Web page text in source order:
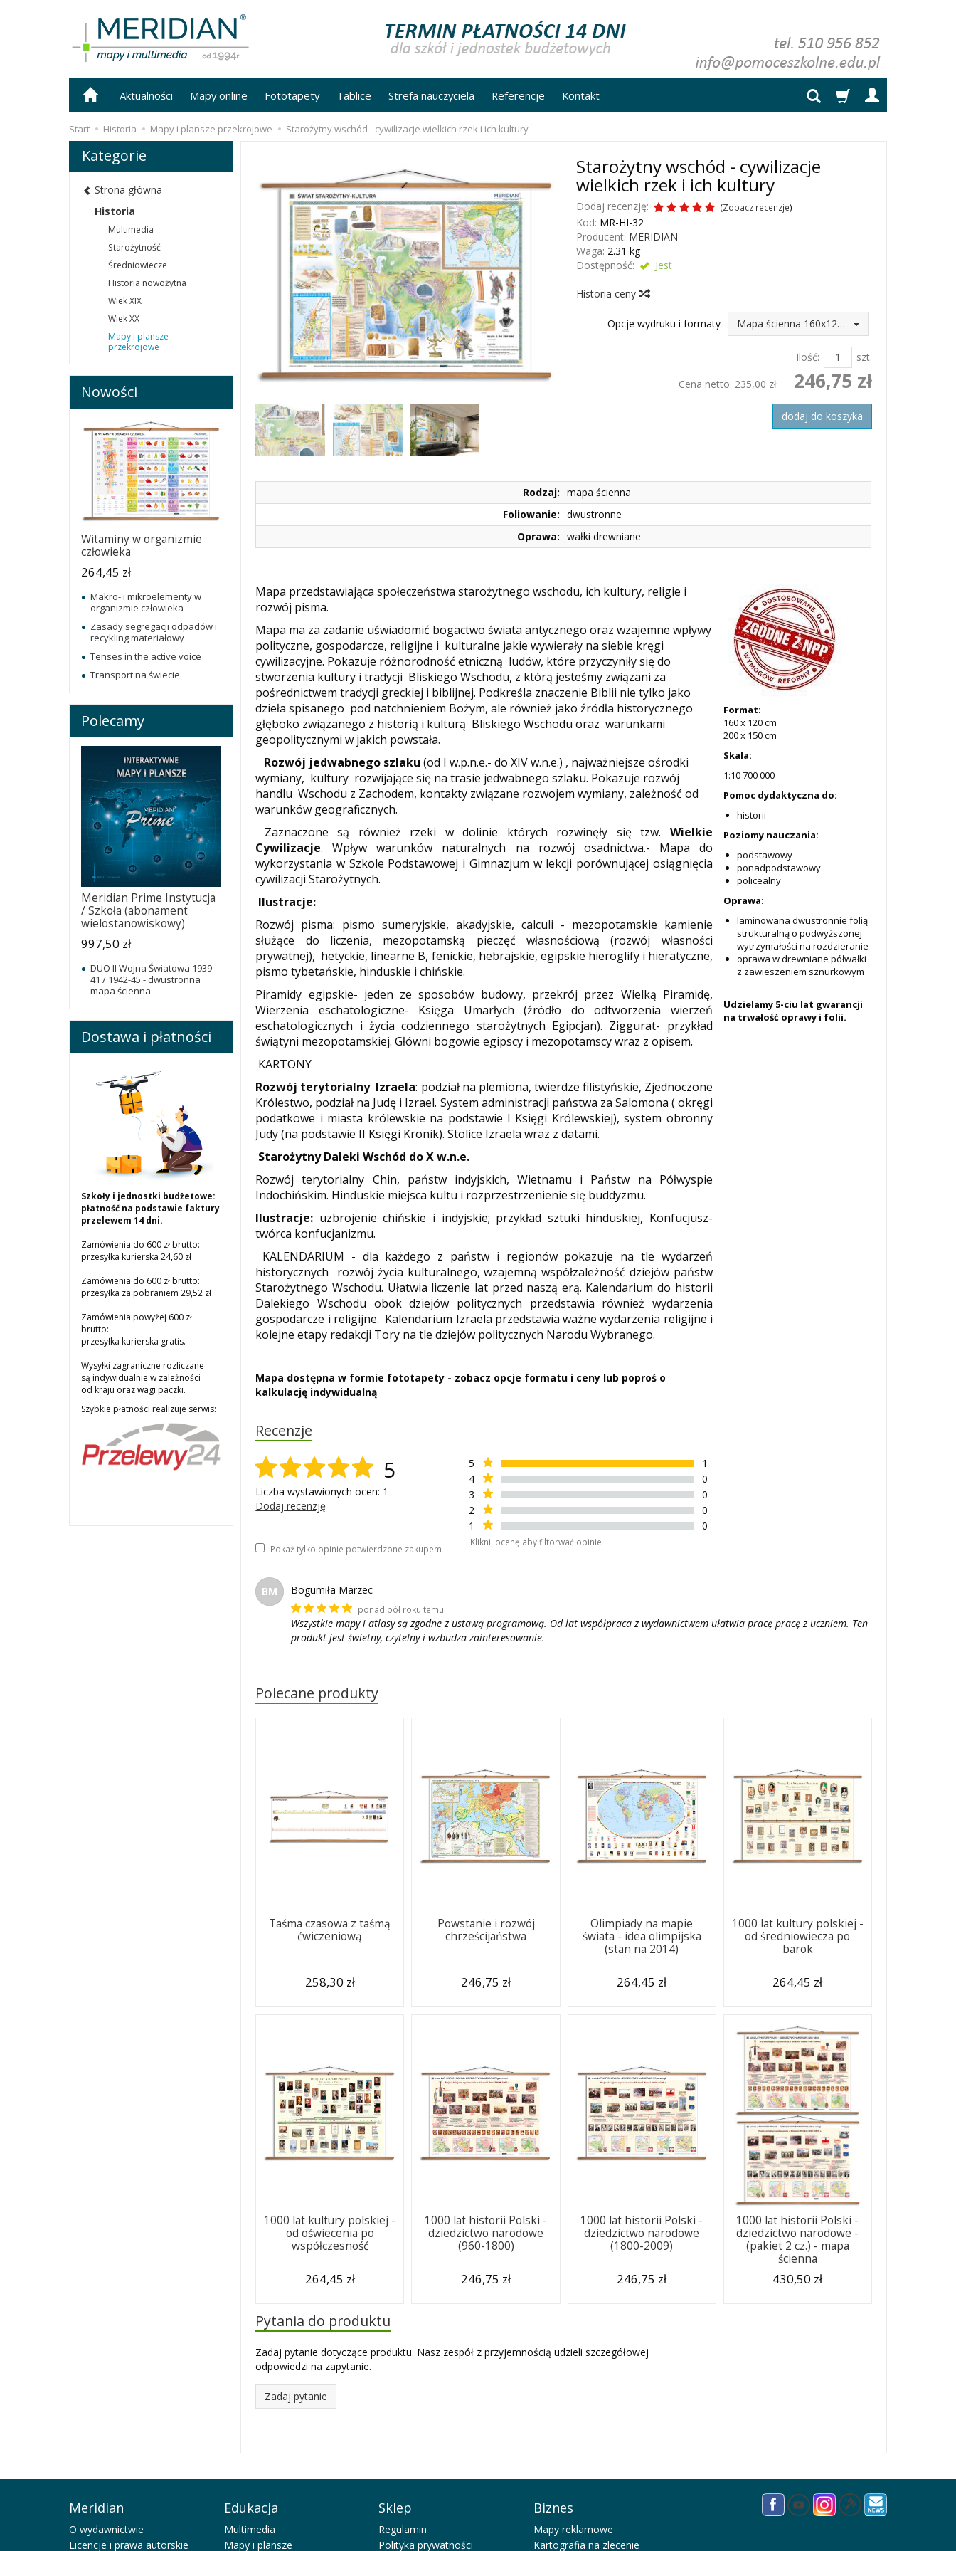
Aktualności Mapy online Fototapety Tablice Strefa nauczyciela Referencje Kontakt
Start Historia Mapy i plansze przekrojowe Starożytny wschód - cywilizacje wielkich rzek i ich kultury
Starożytny wschód - cywilizacje
wielkich rzek i ich kultury
Dodaj recenzję: (Zobacz recenzje)
Kod: MR-HI-32
Producent: MERIDIAN
Waga: 2.31 kg
Dostępność:
Jest
Historia ceny
Opcje wydruku i formaty Mapa ścienna 160x120 (246,75 zł)
Ilość:
szt.
Cena netto: 235,00 zł 246,75 zł
dodaj do koszyka
Rodzaj: mapa ścienna
Foliowanie: dwustronne
Oprawa: wałki drewniane
Mapa przedstawiająca społeczeństwa starożytnego wschodu, ich kultury, religie i
rozwój pisma.
Mapa ma za zadanie uświadomić bogactwo świata antycznego oraz wzajemne wpływy
polityczne, gospodarcze, religijne i kulturalne jakie wywierały na siebie kręgi
cywilizacyjne. Pokazuje różnorodność etniczną ludów, które przyczyniły się do
stworzenia kultury i tradycji Bliskiego Wschodu, z którą jesteśmy związani za
pośrednictwem tradycji greckiej i biblijnej. Podkreśla znaczenie Biblii nie tylko jako
dzieła spisanego pod natchnieniem Bożym, ale również jako źródła historycznego
głęboko związanego z historią i kulturą Bliskiego Wschodu oraz warunkami
geopolitycznymi w jakich powstała.
Rozwój jedwabnego szlaku (od I w.p.n.e.- do XIV w.n.e.) , najważniejsze ośrodki
wymiany, kultury rozwijające się na trasie jedwabnego szlaku. Pokazuje rozwój
handlu Wschodu z Zachodem, kontakty związane rozwojem wymiany, zależność od
warunków geograficznych.
Zaznaczone są również rzeki w dolinie których rozwinęły się tzw. Wielkie
Cywilizacje. Wpływ warunków naturalnych na rozwój osadnictwa.- Mapa do
wykorzystania w Szkole Podstawowej i Gimnazjum w lekcji porównującej osiągnięcia
cywilizacji Starożytnych.
Ilustracje:
Rozwój pisma: pismo sumeryjskie, akadyjskie, calculi - mezopotamskie kamienie
służące do liczenia, mezopotamską pieczęć własnościową (rozwój własności
prywatnej), hetyckie, linearne B, fenickie, hebrajskie, egipskie hieroglify i hieratyczne,
pismo tybetańskie, hinduskie i chińskie.
Piramidy egipskie- jeden ze sposobów budowy, przekrój przez Wielką Piramidę,
Wierzenia eschatologiczne- Księga Umarłych (źródło do odtworzenia wierzeń
eschatologicznych i życia codziennego starożytnych Egipcjan). Ziggurat- przykład
świątyni mezopotamskiej. Główni bogowie egipscy i mezopotamscy wraz z opisem.
KARTONY
Rozwój terytorialny Izraela: podział na plemiona, twierdze filistyńskie, Zjednoczone
Królestwo, podział na Judę i Izrael. System administracji państwa za Salomona ( okręgi
podatkowe i miasta królewskie na podstawie I Księgi Królewskiej), system obronny
Judy (na podstawie II Księgi Kronik). Stolice Izraela wraz z datami.
Starożytny Daleki Wschód do X w.n.e.
Rozwój terytorialny Chin, państw indyjskich, Wietnamu i Państw na Półwyspie
Indochińskim. Hinduskie miejsca kultu i rozprzestrzenienie się buddyzmu.
Ilustracje: uzbrojenie chińskie i indyjskie; przykład sztuki hinduskiej, Konfucjusz-
twórca konfucjanizmu.
KALENDARIUM - dla każdego z państw i regionów pokazuje na tle wydarzeń
historycznych rozwój życia kulturalnego, wzajemną współzależność dziejów państw
Starożytnego Wschodu. Ułatwia liczenie lat przed naszą erą. Kalendarium do historii
Dalekiego Wschodu obok dziejów politycznych przedstawia również wydarzenia
gospodarcze i religijne. Kalendarium Izraela przedstawia ważne wydarzenia religijne i
kolejne etapy redakcji Tory na tle dziejów politycznych Narodu Wybranego.
Mapa dostępna w formie fototapety - zobacz opcje formatu i ceny lub poproś o
kalkulację indywidualną
Format:
160 x 120 cm
200 x 150 cm
Skala:
1:10 700 000
Pomoc dydaktyczna do:
historii
Poziomy nauczania:
podstawowy
ponadpodstawowy
policealny
Oprawa:
laminowana dwustronnie folią
strukturalną o podwyższonej
wytrzymałości na rozdzieranie
oprawa w drewniane półwałki
z zawieszeniem sznurkowym
Udzielamy 5-ciu lat gwarancji
na trwałość oprawy i folii.
Recenzje
5
Liczba wystawionych ocen: 1
Dodaj recenzję
Pokaż tylko opinie potwierdzone zakupem
5
1
4
0
3
0
2
0
1
0
Kliknij ocenę aby filtorwać opinie
BM Bogumiła Marzec
ponad pół roku temu
Wszystkie mapy i atlasy są zgodne z ustawą programową. Od lat współpraca z wydawnictwem ułatwia pracę pracę z uczniem. Ten
produkt jest świetny, czytelny i wzbudza zainteresowanie.
Polecane produkty
Taśma czasowa z taśmą
ćwiczeniową
258,30 zł
Powstanie i rozwój
chrześcijaństwa
246,75 zł
Olimpiady na mapie
świata - idea olimpijska
(stan na 2014)
264,45 zł
1000 lat kultury polskiej -
od średniowiecza po
barok
264,45 zł
1000 lat kultury polskiej -
od oświecenia po
współczesność
264,45 zł
1000 lat historii Polski -
dziedzictwo narodowe
(960-1800)
246,75 zł
1000 lat historii Polski -
dziedzictwo narodowe
(1800-2009)
246,75 zł
1000 lat historii Polski -
dziedzictwo narodowe -
(pakiet 2 cz.) - mapa
ścienna
430,50 zł
Pytania do produktu
Zadaj pytanie dotyczące produktu. Nasz zespół z przyjemnością udzieli szczegółowej
odpowiedzi na zapytanie.
Zadaj pytanie
Kategorie
Strona główna
Historia
Multimedia
Starożytność
Średniowiecze
Historia nowożytna
Wiek XIX
Wiek XX
Mapy i plansze
przekrojowe
Nowości
Witaminy w organizmie
człowieka
264,45 zł
Makro- i mikroelementy w
organizmie człowieka
Zasady segregacji odpadów i
recykling materiałowy
Tenses in the active voice
Transport na świecie
Polecamy
Meridian Prime Instytucja
/ Szkoła (abonament
wielostanowiskowy)
997,50 zł
DUO II Wojna Światowa 1939-
41 / 1942-45 - dwustronna
mapa ścienna
Dostawa i płatności
Szkoły i jednostki budżetowe:
płatność na podstawie faktury
przelewem 14 dni.
Zamówienia do 600 zł brutto:
przesyłka kurierska 24,60 zł
Zamówienia do 600 zł brutto:
przesyłka za pobraniem 29,52 zł
Zamówienia powyżej 600 zł
brutto:
przesyłka kurierska gratis.
Wysyłki zagraniczne rozliczane
są indywidualnie w zależności
od kraju oraz wagi paczki.
Szybkie płatności realizuje serwis:
Meridian
O wydawnictwie
Licencje i prawa autorskie
Edukacja
Multimedia
Mapy i plansze
Sklep
Regulamin
Polityka prywatności
Biznes
Mapy reklamowe
Kartografia na zlecenie